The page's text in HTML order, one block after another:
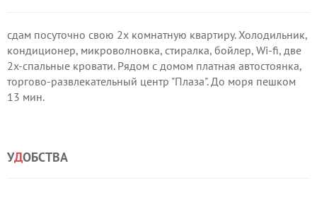
сдам посуточно свою 2х комнатную квартиру. Холодильник,
кондиционер, микроволновка, стиралка, бойлер, Wi-fi, две
2х-спальные кровати. Рядом с домом платная автостоянка,
торгово-развлекательный центр "Плаза". До моря пешком
13 мин.
УДОБСТВА